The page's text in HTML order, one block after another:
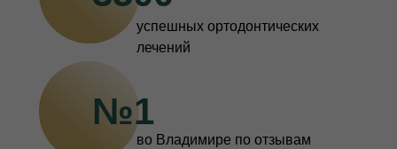
№1
успешных ортодонтических
лечений
во Владимире по отзывам